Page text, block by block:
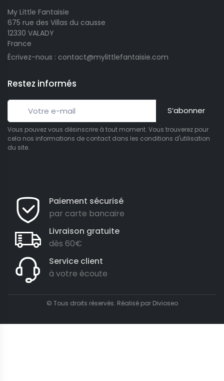
My Little Fantaisie
675 rue des Villas du causse
12330 VALADY
France
Écrivez-nous : contact@mylittlefantaisie.com
Restez informés
S’abonner
Vous pouvez vous désinscrire à tout moment. Vous trouverez pour
cela nos informations de contact dans les conditions d'utilisation
du site.
Paiement sécurisé
par carte bancaire
Livraison gratuite
dès 60€
Service client
à votre écoute
© Tous droits réservés. Réalisé par Divioseo